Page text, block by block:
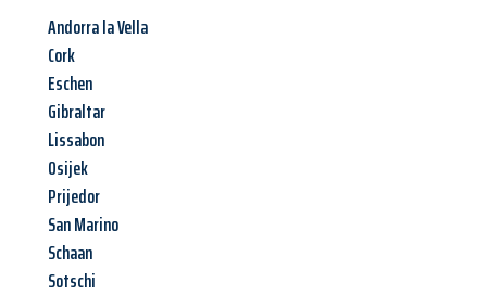
Andorra la Vella
Cork
Eschen
Gibraltar
Lissabon
Osijek
Prijedor
San Marino
Schaan
Sotschi